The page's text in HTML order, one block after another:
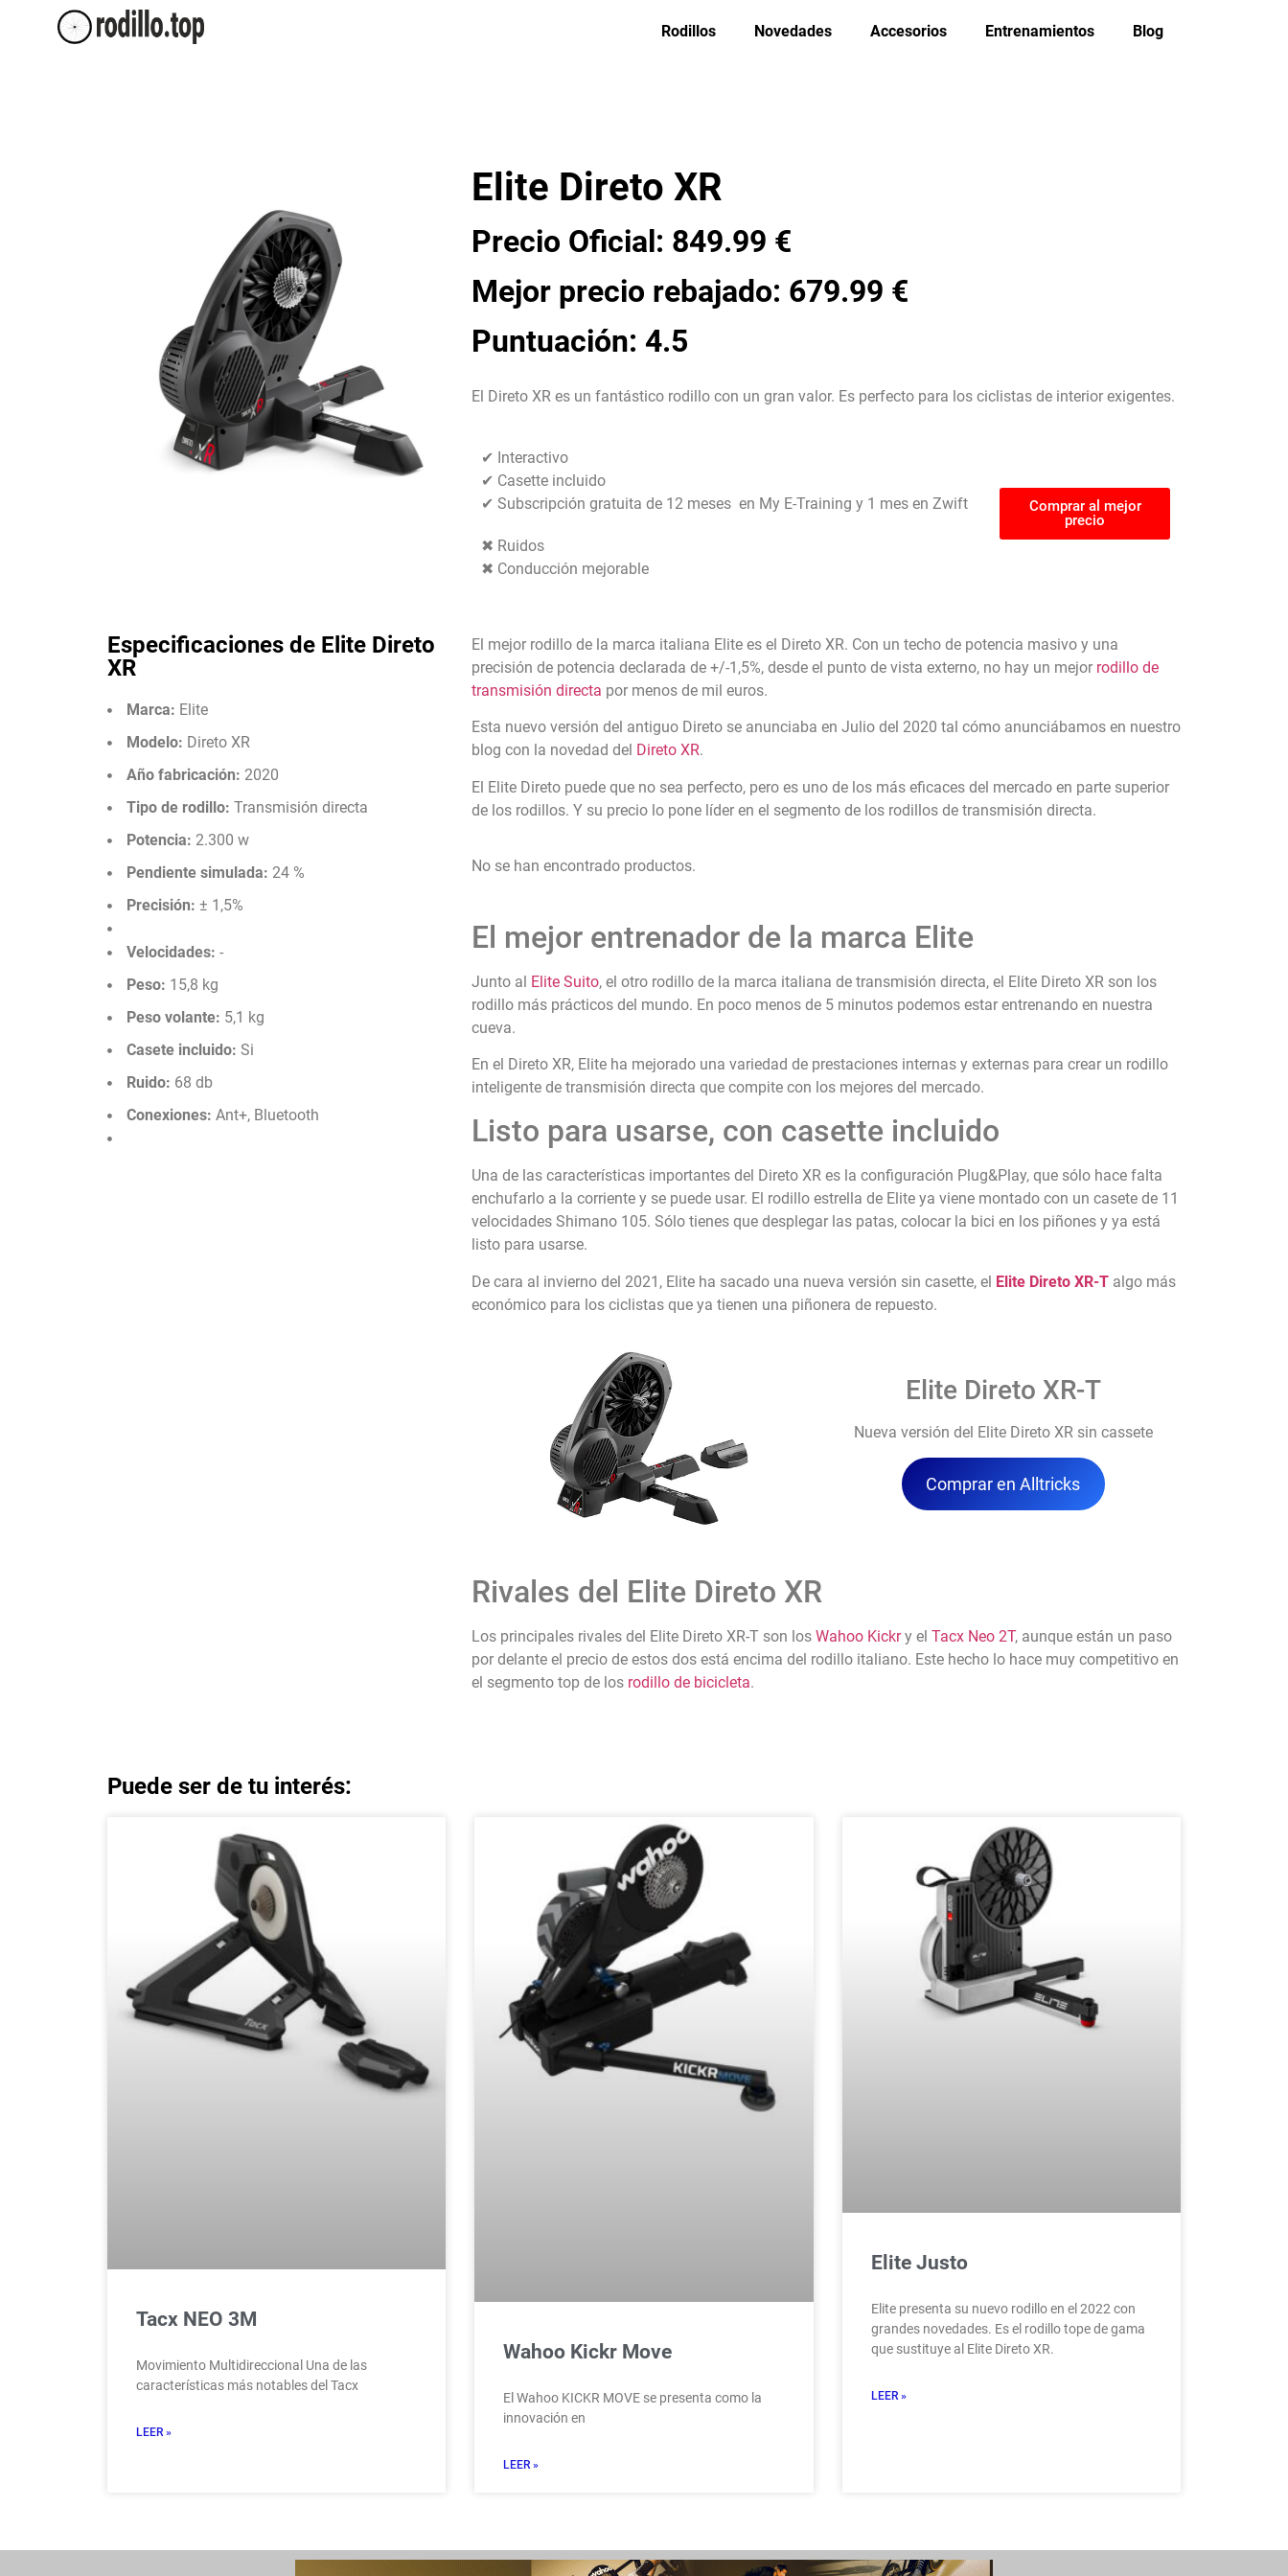
Rodillos Novedades Accesorios Entrenamientos Blog
Elite Direto XR
Precio Oficial: 849.99 €
Mejor precio rebajado: 679.99 €
Puntuación: 4.5
El Direto XR es un fantástico rodillo con un gran valor. Es perfecto para los ciclistas de interior exigentes.
✔ Interactivo
✔ Casette incluido
✔ Subscripción gratuita de 12 meses en My E-Training y 1 mes en Zwift
✖ Ruidos
✖ Conducción mejorable
Comprar al mejor
precio
Especificaciones de Elite Direto
XR
Marca: Elite
Modelo: Direto XR
Año fabricación: 2020
Tipo de rodillo:Transmisión directa
Potencia: 2.300 w
Pendiente simulada: 24 %
Precisión:± 1,5%
Velocidades:-
Peso: 15,8 kg
Peso volante: 5,1 kg
Casete incluido:Si
Ruido: 68 db
Conexiones:Ant+, Bluetooth
El mejor rodillo de la marca italiana Elite es el Direto XR. Con un techo de potencia masivo y una
precisión de potencia declarada de +/-1,5%, desde el punto de vista externo, no hay un mejor rodillo de
transmisión directa por menos de mil euros.
Esta nuevo versión del antiguo Direto se anunciaba en Julio del 2020 tal cómo anunciábamos en nuestro
blog con la novedad del Direto XR.
El Elite Direto puede que no sea perfecto, pero es uno de los más eficaces del mercado en parte superior
de los rodillos. Y su precio lo pone líder en el segmento de los rodillos de transmisión directa.
No se han encontrado productos.
El mejor entrenador de la marca Elite
Junto al Elite Suito, el otro rodillo de la marca italiana de transmisión directa, el Elite Direto XR son los
rodillo más prácticos del mundo. En poco menos de 5 minutos podemos estar entrenando en nuestra
cueva.
En el Direto XR, Elite ha mejorado una variedad de prestaciones internas y externas para crear un rodillo
inteligente de transmisión directa que compite con los mejores del mercado.
Listo para usarse, con casette incluido
Una de las características importantes del Direto XR es la configuración Plug&Play, que sólo hace falta
enchufarlo a la corriente y se puede usar. El rodillo estrella de Elite ya viene montado con un casete de 11
velocidades Shimano 105. Sólo tienes que desplegar las patas, colocar la bici en los piñones y ya está
listo para usarse.
De cara al invierno del 2021, Elite ha sacado una nueva versión sin casette, el Elite Direto XR-Talgo más
económico para los ciclistas que ya tienen una piñonera de repuesto.
Elite Direto XR-T
Nueva versión del Elite Direto XR sin cassete
Comprar en Alltricks
Rivales del Elite Direto XR
Los principales rivales del Elite Direto XR-T son los Wahoo Kickry el Tacx Neo 2T, aunque están un paso
por delante el precio de estos dos está encima del rodillo italiano. Este hecho lo hace muy competitivo en
el segmento top de los rodillo de bicicleta.
Puede ser de tu interés:
Tacx NEO 3M
Movimiento Multidireccional Una de las
características más notables del Tacx
LEER »
Wahoo Kickr Move
El Wahoo KICKR MOVE se presenta como la
innovación en
LEER »
Elite Justo
Elite presenta su nuevo rodillo en el 2022 con
grandes novedades. Es el rodillo tope de gama
que sustituye al Elite Direto XR.
LEER »